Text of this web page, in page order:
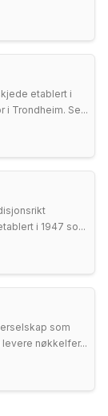
etablert i
i Trondheim. Se...
i 1947 so...
som
nøkkelfer...